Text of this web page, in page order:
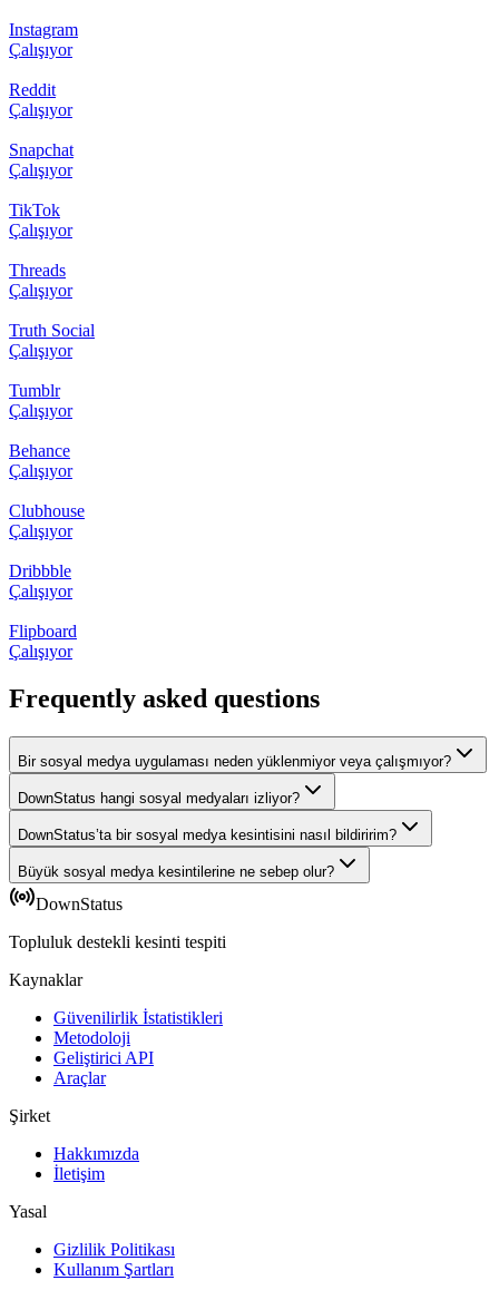
Instagram
Çalışıyor
Reddit
Çalışıyor
Snapchat
Çalışıyor
TikTok
Çalışıyor
Threads
Çalışıyor
Truth Social
Çalışıyor
Tumblr
Çalışıyor
Behance
Çalışıyor
Clubhouse
Çalışıyor
Dribbble
Çalışıyor
Flipboard
Çalışıyor
Frequently asked questions
Bir sosyal medya uygulaması neden yüklenmiyor veya çalışmıyor?
DownStatus hangi sosyal medyaları izliyor?
DownStatus’ta bir sosyal medya kesintisini nasıl bildiririm?
Büyük sosyal medya kesintilerine ne sebep olur?
DownStatus
Topluluk destekli kesinti tespiti
Kaynaklar
Güvenilirlik İstatistikleri
Metodoloji
Geliştirici API
Araçlar
Şirket
Hakkımızda
İletişim
Yasal
Gizlilik Politikası
Kullanım Şartları